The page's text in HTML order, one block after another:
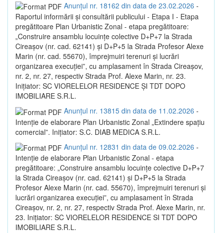
Anunțul nr. 18162 din data de 23.02.2026 -
Raportul informării și consultării publicului - Etapa I - Etapa
pregătitoare Plan Urbanistic Zonal - etapa pregătitoare:
„Construire ansamblu locuințe colective D+P+7 la Strada
Cireașov (nr. cad. 62141) și D+P+5 la Strada Profesor Alexe
Marin (nr. cad. 55670), împrejmuiri terenuri și lucrări
organizarea execuției”, cu amplasament în Strada Cireașov,
nr. 2, nr. 27, respectiv Strada Prof. Alexe Marin, nr. 23.
Inițiator: SC VIORELELOR RESIDENCE ȘI TDT DOPO
IMOBILIARE S.R.L.
Anunțul nr. 13815 din data de 11.02.2026 -
Intenție de elaborare Plan Urbanistic Zonal „Extindere spațiu
comercial”. Inițiator: S.C. DIAB MEDICA S.R.L.
Anunțul nr. 12831 din data de 09.02.2026 -
Intenție de elaborare Plan Urbanistic Zonal - etapa
pregătitoare: „Construire ansamblu locuințe colective D+P+7
la Strada Cireașov (nr. cad. 62141) și D+P+5 la Strada
Profesor Alexe Marin (nr. cad. 55670), împrejmuiri terenuri și
lucrări organizarea execuției”, cu amplasament în Strada
Cireașov, nr. 2, nr. 27, respectiv Strada Prof. Alexe Marin, nr.
23. Inițiator: SC VIORELELOR RESIDENCE SI TDT DOPO
IMOBILIARE S.R.L.